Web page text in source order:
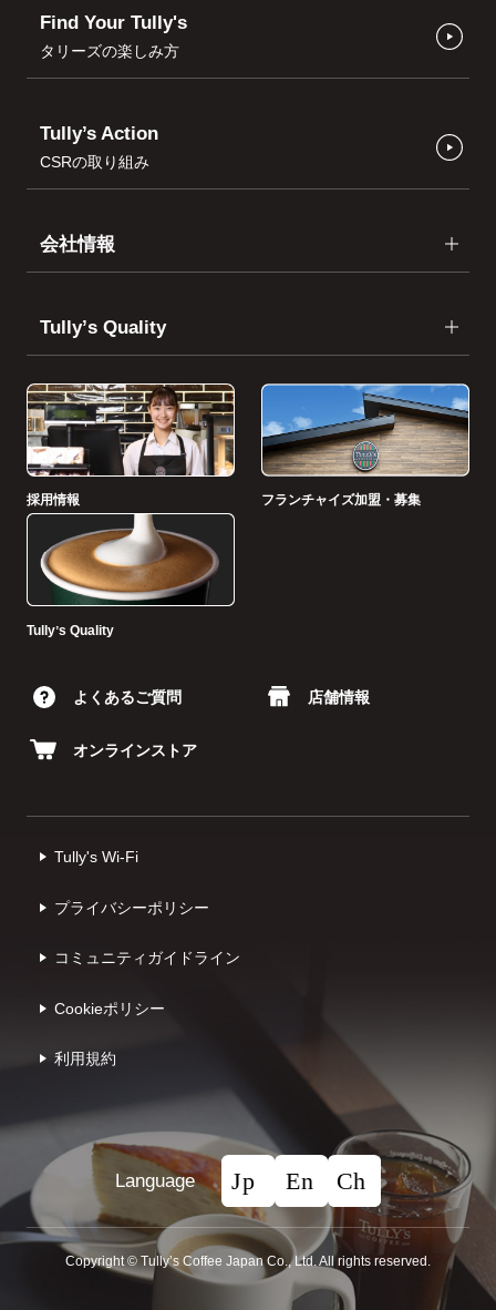
Find Your Tully's
タリーズの楽しみ方
Tully’s Action
CSRの取り組み
会社情報
Tullyʼs Quality
採用情報 フランチャイズ加盟・募集
Tullyʼs Quality
よくあるご質問 店舗情報
オンラインストア
Tully's Wi-Fi
プライバシーポリシー
コミュニティガイドライン
Cookieポリシー
利⽤規約
Language
Copyright © Tullyʼs Coffee Japan Co., Ltd. All rights reserved.